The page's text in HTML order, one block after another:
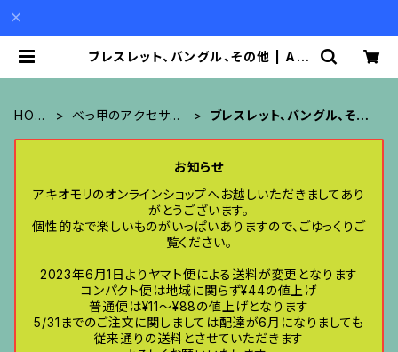
ブレスレット、バングル、その他 | Aki
HOM
べっ甲のアクセサリ
ブレスレット、バングル、その
お知らせ
アキオモリのオンラインショップへお越しいただきましてあり
がとうございます。
個性的なで楽しいものがいっぱいありますので、ごゆっくりご
覧ください。
2023年6月1日よりヤマト便による送料が変更となります
コンパクト便は地域に関らず¥44の値上げ
普通便は¥11〜¥88の値上げとなります
5/31までのご注文に関しましては配達が6月になりましても
従来通りの送料とさせていただきます